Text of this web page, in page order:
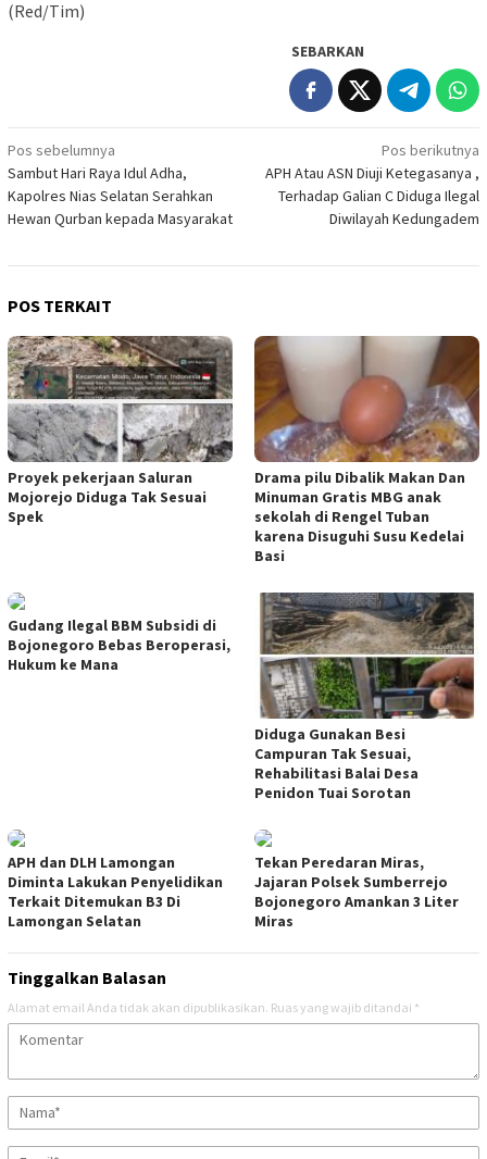
(Red/Tim)
SEBARKAN
Navigasi
pos
Pos sebelumnya
Sambut Hari Raya Idul Adha,
Kapolres Nias Selatan Serahkan
Hewan Qurban kepada Masyarakat
Pos berikutnya
APH Atau ASN Diuji Ketegasanya ,
Terhadap Galian C Diduga Ilegal
Diwilayah Kedungadem
POS TERKAIT
Proyek pekerjaan Saluran
Mojorejo Diduga Tak Sesuai
Spek
Drama pilu Dibalik Makan Dan
Minuman Gratis MBG anak
sekolah di Rengel Tuban
karena Disuguhi Susu Kedelai
Basi
Gudang Ilegal BBM Subsidi di
Bojonegoro Bebas Beroperasi,
Hukum ke Mana
Diduga Gunakan Besi
Campuran Tak Sesuai,
Rehabilitasi Balai Desa
Penidon Tuai Sorotan
APH dan DLH Lamongan
Diminta Lakukan Penyelidikan
Terkait Ditemukan B3 Di
Lamongan Selatan
Tekan Peredaran Miras,
Jajaran Polsek Sumberrejo
Bojonegoro Amankan 3 Liter
Miras
Tinggalkan Balasan
Alamat email Anda tidak akan dipublikasikan. Ruas yang wajib ditandai *